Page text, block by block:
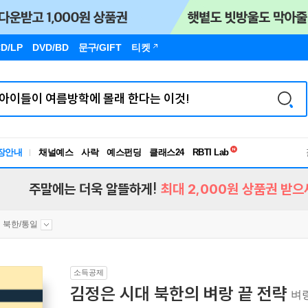
LP DVD/BD 문구/GIFT 티켓
안내 채널예스 사락 예스펀딩 클래스24
독서유형검사
주말에는 더욱 알뜰하게! 최대 2,000원 상품권 받으
북한/통일
소득공제
김정은 시대 북한의 벼랑 끝 전략 벼